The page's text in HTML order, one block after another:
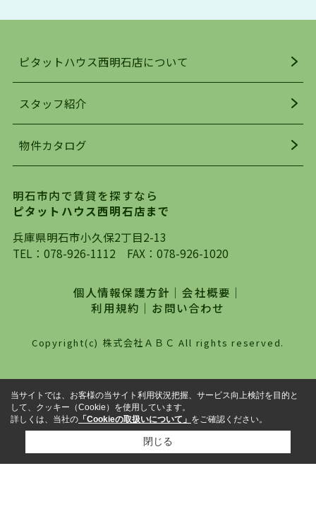
明石駅・西明石駅を中心に、明石市・神戸市西区
でお部屋探している方は、ぜひ当ＨＰにて物件を
お探しになってください。弊社は、スタッフの平
を行っており地域最大級の情報取扱量を誇ってお
ります。店頭で限られた物件をご紹介する、従来
自身でインターネットを利用し、理想のお部屋を
探していただき、選択していただいた物件情報に
対して、専門知識を持ったスタッフがサポートさ
せていただくスタイルを心がけております。私た
は、一度だけでは終わらない、お客様との末長い
お付き合いです。初めての一人暮らしから、就
職・ご結婚・売買物件の購入、などなど一生涯に
わたる、良きアドバイザーとして、地域に密着し
た営業スタイルで様々なお役立ちができればと強
わせください。
ピタットハウス西明石店について
スタッフ紹介
物件カタログ
明石市内で賃貸を探すなら
ピタットハウス西明石店まで
兵庫県明石市小久保2丁目2-13
TEL： 078-926-1112 FAX：078-926-1020
個人情報保護方針 ｜会社概要 ｜
利用規約 ｜ お問い合わせ
Copyright(c) 株式会社ＡＢＣ All rights reserved.
当サイトでは、お客様の当サイト利用状況把握、サービス向上検討を目的と
して、クッキー（Cookie）を使用しています。
詳しくは、当社の 「Cookieの取扱いについて」 をご確認ください。
閉じる